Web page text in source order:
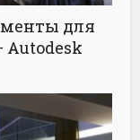
для